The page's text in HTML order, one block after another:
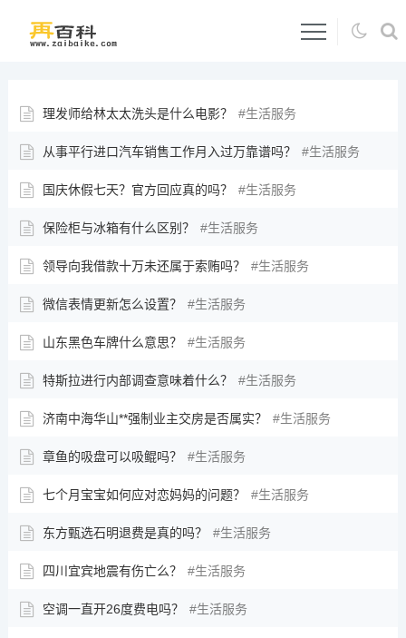
理发师给林太太洗头是什么电影？ 生活服务
从事平行进口汽车销售工作月入过万靠谱吗？ 生活服务
国庆休假七天？官方回应真的吗？ 生活服务
保险柜与冰箱有什么区别？ 生活服务
领导向我借款十万未还属于索贿吗？ 生活服务
微信表情更新怎么设置？ 生活服务
山东黑色车牌什么意思？ 生活服务
特斯拉进行内部调查意味着什么？ 生活服务
济南中海华山**强制业主交房是否属实？ 生活服务
章鱼的吸盘可以吸鲲吗？ 生活服务
七个月宝宝如何应对恋妈妈的问题？ 生活服务
东方甄选石明退费是真的吗？ 生活服务
四川宜宾地震有伤亡么？ 生活服务
空调一直开26度费电吗？ 生活服务